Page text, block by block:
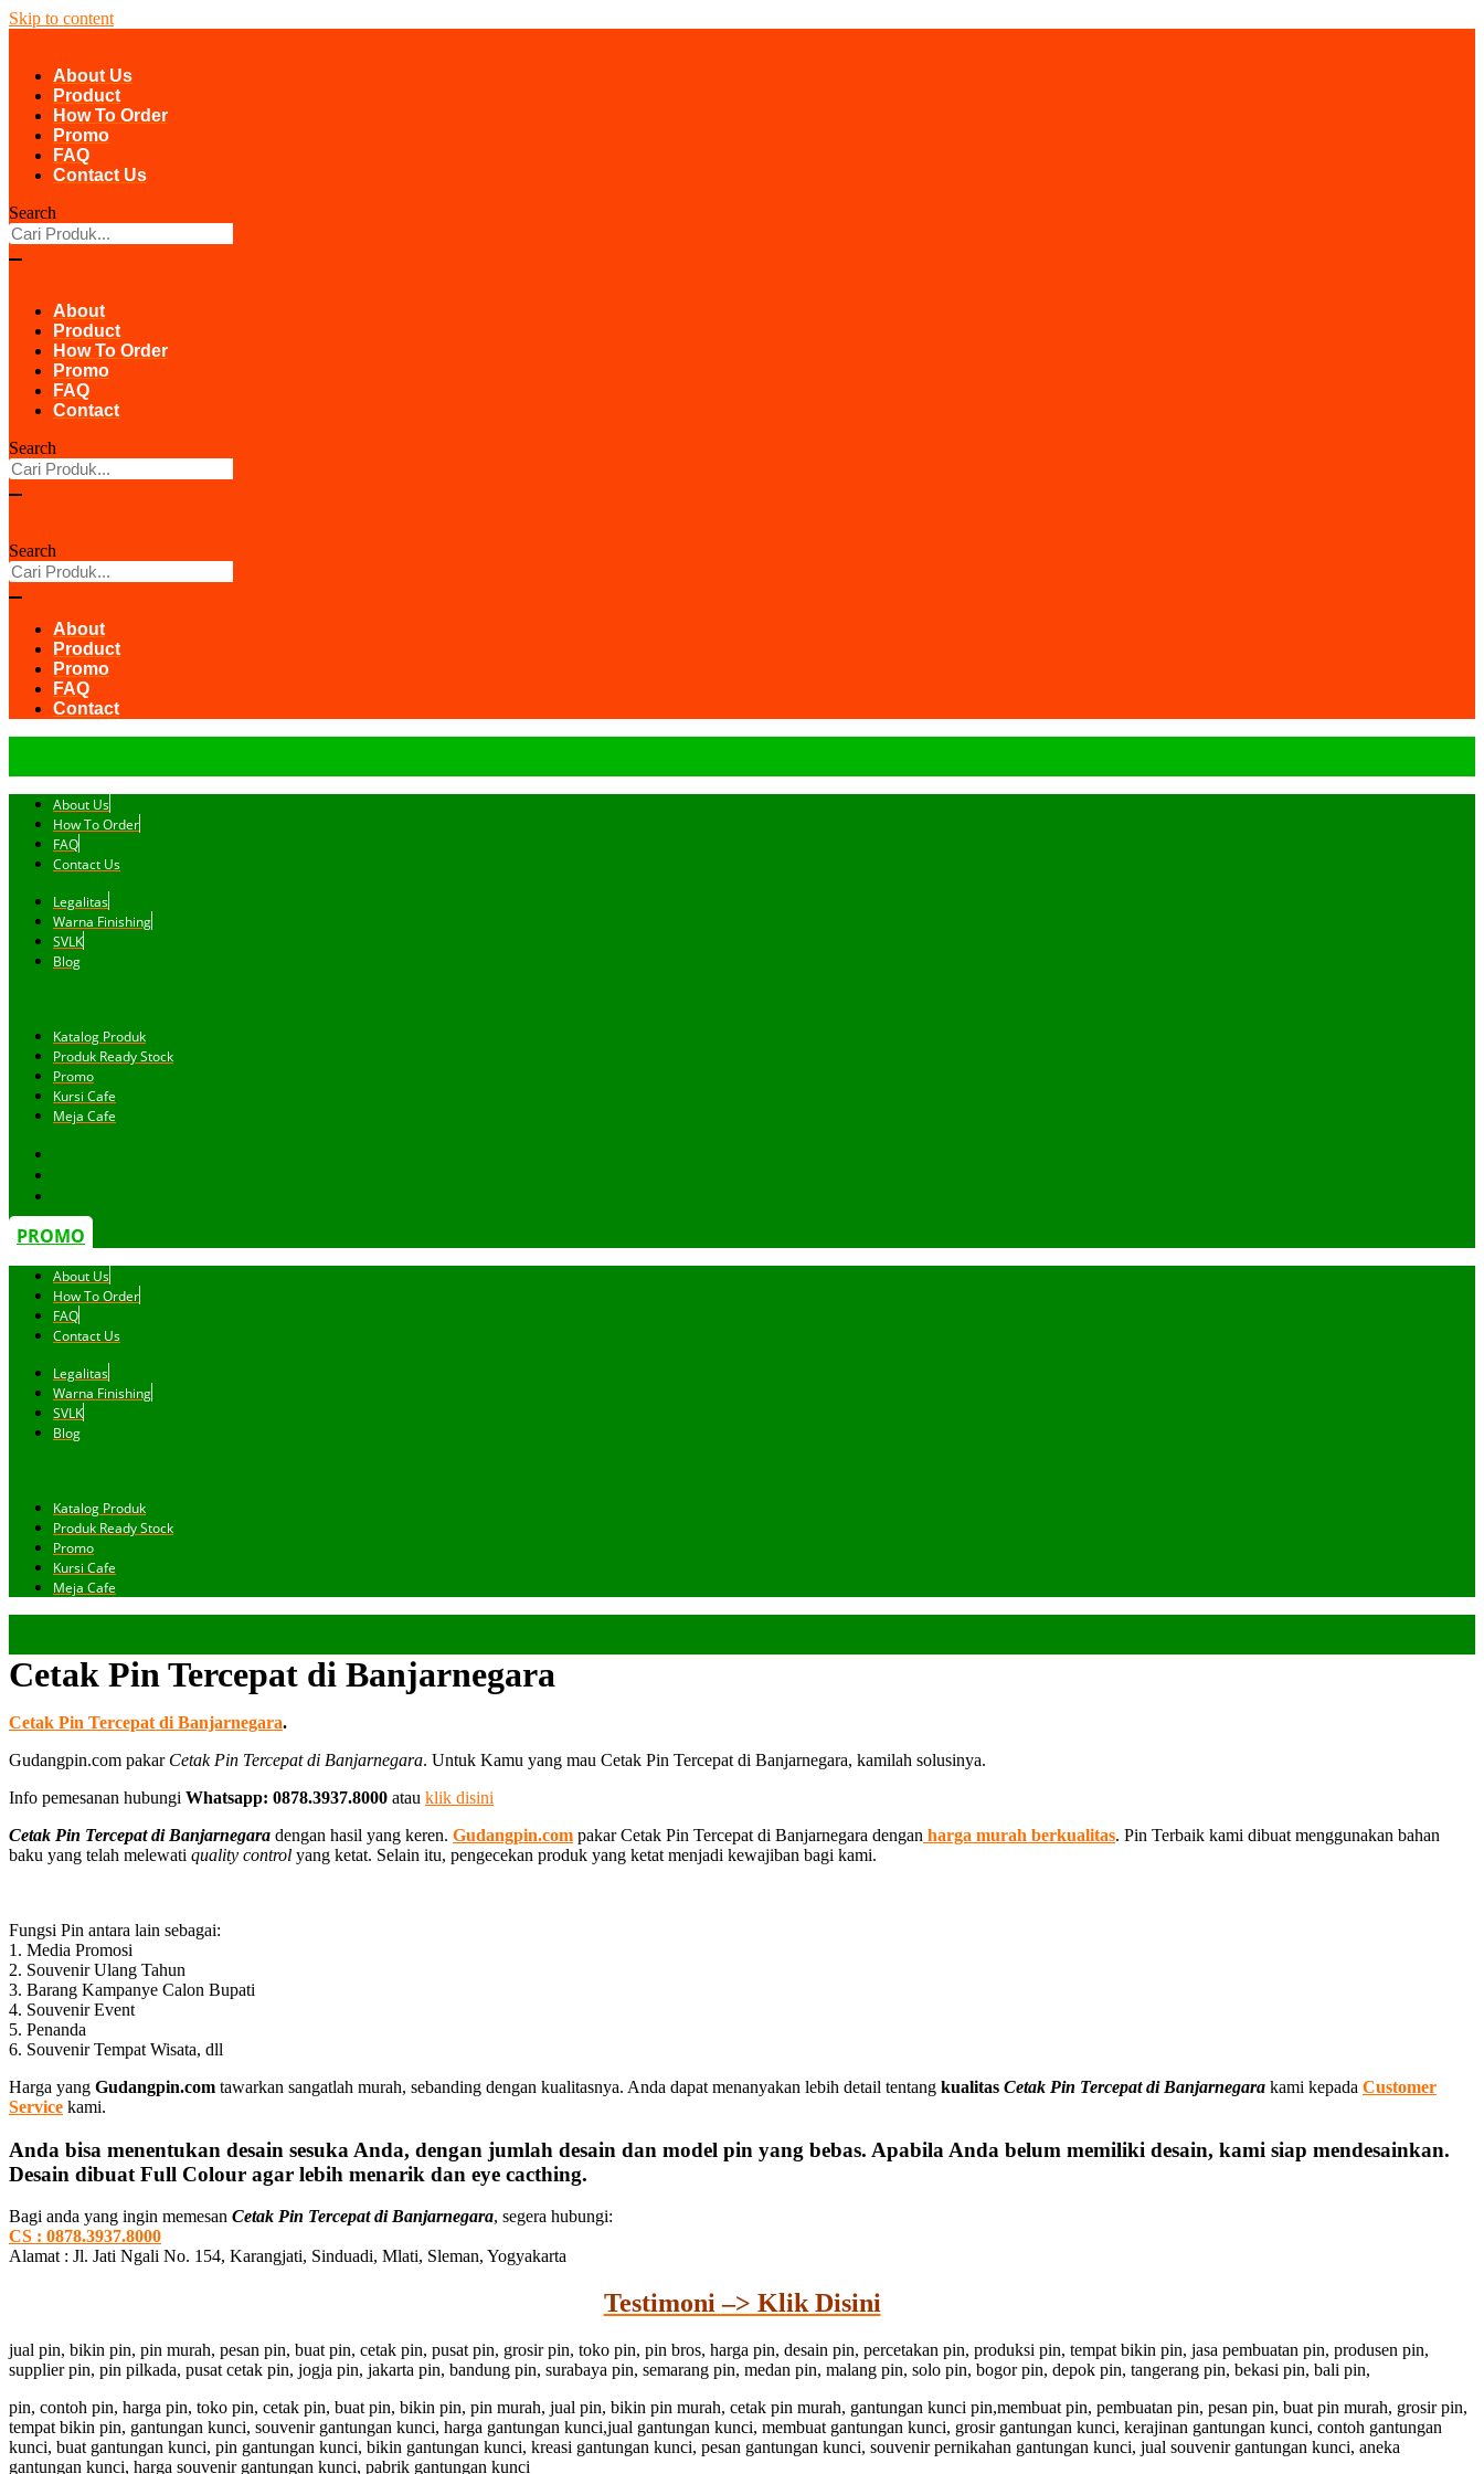
Skip to content
About Us
Product
How To Order
Promo
FAQ
Contact Us
Search
About
Product
How To Order
Promo
FAQ
Contact
Search
Search
About
Product
Promo
FAQ
Contact
About Us
How To Order
FAQ
Contact Us
Legalitas
Warna Finishing
SVLK
Blog
Katalog Produk
Produk Ready Stock
Promo
Kursi Cafe
Meja Cafe
PROMO
About Us
How To Order
FAQ
Contact Us
Legalitas
Warna Finishing
SVLK
Blog
Katalog Produk
Produk Ready Stock
Promo
Kursi Cafe
Meja Cafe
Cetak Pin Tercepat di Banjarnegara
Cetak Pin Tercepat di Banjarnegara.
Gudangpin.com pakar Cetak Pin Tercepat di Banjarnegara. Untuk Kamu yang mau Cetak Pin Tercepat di Banjarnegara, kamilah solusinya.
Info pemesanan hubungi Whatsapp: 0878.3937.8000 atau klik disini
Cetak Pin Tercepat di Banjarnegara dengan hasil yang keren. Gudangpin.com pakar Cetak Pin Tercepat di Banjarnegara dengan harga murah berkualitas. Pin Terbaik kami dibuat menggunakan bahan
baku yang telah melewati quality control yang ketat. Selain itu, pengecekan produk yang ketat menjadi kewajiban bagi kami.
Fungsi Pin antara lain sebagai:
1. Media Promosi
2. Souvenir Ulang Tahun
3. Barang Kampanye Calon Bupati
4. Souvenir Event
5. Penanda
6. Souvenir Tempat Wisata, dll
Harga yang Gudangpin.com tawarkan sangatlah murah, sebanding dengan kualitasnya. Anda dapat menanyakan lebih detail tentang kualitas Cetak Pin Tercepat di Banjarnegara kami kepada Customer
Service kami.
Anda bisa menentukan desain sesuka Anda, dengan jumlah desain dan model pin yang bebas. Apabila Anda belum memiliki desain, kami siap mendesainkan.
Desain dibuat Full Colour agar lebih menarik dan eye cacthing.
Bagi anda yang ingin memesan Cetak Pin Tercepat di Banjarnegara, segera hubungi:
CS : 0878.3937.8000
Alamat : Jl. Jati Ngali No. 154, Karangjati, Sinduadi, Mlati, Sleman, Yogyakarta
Testimoni –> Klik Disini
jual pin, bikin pin, pin murah, pesan pin, buat pin, cetak pin, pusat pin, grosir pin, toko pin, pin bros, harga pin, desain pin, percetakan pin, produksi pin, tempat bikin pin, jasa pembuatan pin, produsen pin,
supplier pin, pin pilkada, pusat cetak pin, jogja pin, jakarta pin, bandung pin, surabaya pin, semarang pin, medan pin, malang pin, solo pin, bogor pin, depok pin, tangerang pin, bekasi pin, bali pin,
pin, contoh pin, harga pin, toko pin, cetak pin, buat pin, bikin pin, pin murah, jual pin, bikin pin murah, cetak pin murah, gantungan kunci pin,membuat pin, pembuatan pin, pesan pin, buat pin murah, grosir pin,
tempat bikin pin, gantungan kunci, souvenir gantungan kunci, harga gantungan kunci,jual gantungan kunci, membuat gantungan kunci, grosir gantungan kunci, kerajinan gantungan kunci, contoh gantungan
kunci, buat gantungan kunci, pin gantungan kunci, bikin gantungan kunci, kreasi gantungan kunci, pesan gantungan kunci, souvenir pernikahan gantungan kunci, jual souvenir gantungan kunci, aneka
gantungan kunci, harga souvenir gantungan kunci, pabrik gantungan kunci